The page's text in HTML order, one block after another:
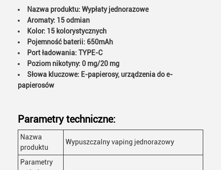
Nazwa produktu: Wypłaty jednorazowe
Aromaty: 15 odmian
Kolor: 15 kolorystycznych
Pojemność baterii: 650mAh
Port ładowania: TYPE-C
Poziom nikotyny: 0 mg/20 mg
Słowa kluczowe: E-papierosy, urządzenia do e-
papierosów
Parametry techniczne:
Nazwa
produktu
Wypuszczalny vaping jednorazowy
Parametry